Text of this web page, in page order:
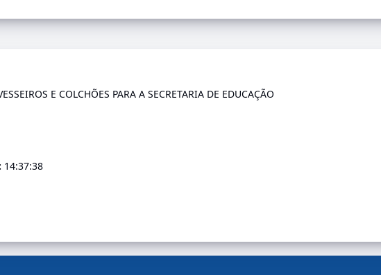
E COLCHÕES PARA A SECRETARIA DE EDUCAÇÃO
14:37:38